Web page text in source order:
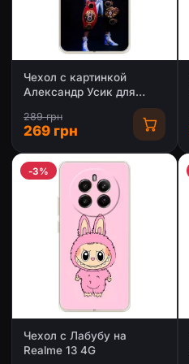
Чехол с картинкой
Александр Усик для
289 грн
269 грн
-3%
Чехол с Лабубу на
Realme 13 4G